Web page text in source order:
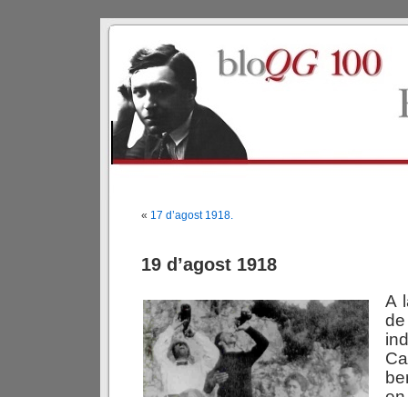
« 17 d’agost 1918.
19 d’agost 1918
A